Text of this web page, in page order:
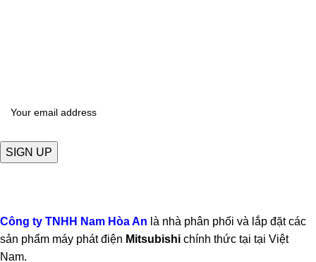
Công ty TNHH Nam Hòa An là nhà phân phối và lắp đặt các
sản phẩm máy phát điện Mitsubishi chính thức tại tại Việt
Nam.